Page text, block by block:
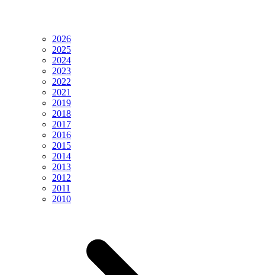
2026
2025
2024
2023
2022
2021
2019
2018
2017
2016
2015
2014
2013
2012
2011
2010